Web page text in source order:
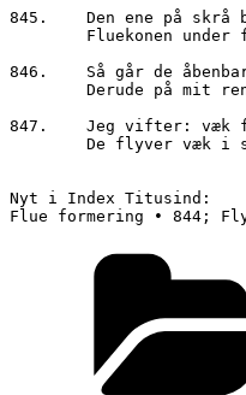
845.	Den ene på skrå bag den anden,
846.	Så går de åbenbart til sagen,
847.	Jeg vifter: væk fra min seng!
Nyt i Index Titusind: